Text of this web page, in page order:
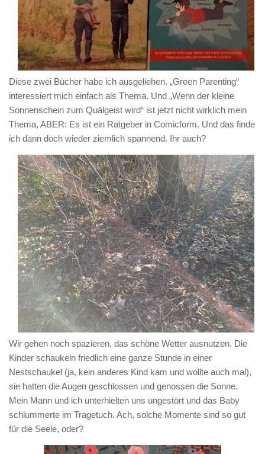
Diese zwei Bücher habe ich ausgeliehen. „Green Parenting“
interessiert mich einfach als Thema. Und „Wenn der kleine
Sonnenschein zum Quälgeist wird“ ist jetzt nicht wirklich mein
Thema, ABER: Es ist ein Ratgeber in Comicform. Und das finde
ich dann doch wieder ziemlich spannend. Ihr auch?
Wir gehen noch spazieren, das schöne Wetter ausnutzen. Die
Kinder schaukeln friedlich eine ganze Stunde in einer
Nestschaukel (ja, kein anderes Kind kam und wollte auch mal),
sie hatten die Augen geschlossen und genossen die Sonne.
Mein Mann und ich unterhielten uns ungestört und das Baby
schlummerte im Tragetuch. Ach, solche Momente sind so gut
für die Seele, oder?